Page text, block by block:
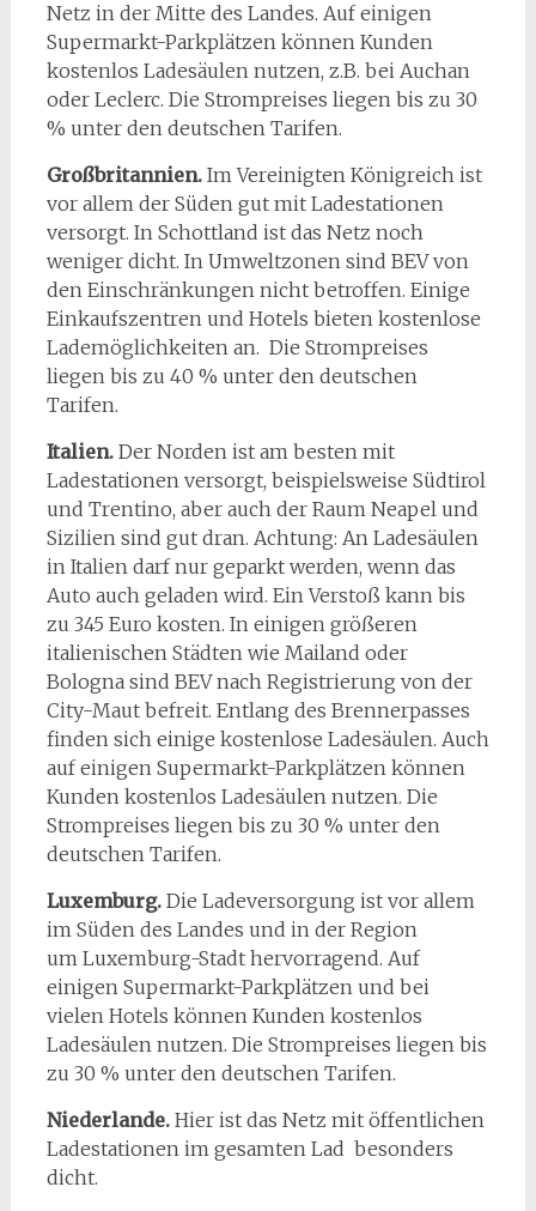
Netz in der Mitte des Landes. Auf einigen
Supermarkt-Parkplätzen können Kunden
kostenlos Ladesäulen nutzen, z.B. bei Auchan
oder Leclerc. Die Strompreises liegen bis zu 30
% unter den deutschen Tarifen.
Großbritannien.Im Vereinigten Königreich ist
vor allem der Süden gut mit Ladestationen
versorgt. In Schottland ist das Netz noch
weniger dicht. In Umweltzonen sind BEV von
den Einschränkungen nicht betroffen. Einige
Einkaufszentren und Hotels bieten kostenlose
Lademöglichkeiten an. Die Strompreises
liegen bis zu 40 % unter den deutschen
Tarifen.
Italien.Der Norden ist am besten mit
Ladestationen versorgt, beispielsweise Südtirol
und Trentino, aber auch der Raum Neapel und
Sizilien sind gut dran. Achtung: An Ladesäulen
in Italien darf nur geparkt werden, wenn das
Auto auch geladen wird. Ein Verstoß kann bis
zu 345 Euro kosten. In einigen größeren
italienischen Städten wie Mailand oder
Bologna sind BEV nach Registrierung von der
City-Maut befreit. Entlang des Brennerpasses
finden sich einige kostenlose Ladesäulen. Auch
auf einigen Supermarkt-Parkplätzen können
Kunden kostenlos Ladesäulen nutzen. Die
Strompreises liegen bis zu 30 % unter den
deutschen Tarifen.
Luxemburg.Die Ladeversorgung ist vor allem
im Süden des Landes und in der Region
um Luxemburg-Stadt hervorragend. Auf
einigen Supermarkt-Parkplätzen und bei
vielen Hotels können Kunden kostenlos
Ladesäulen nutzen. Die Strompreises liegen bis
zu 30 % unter den deutschen Tarifen.
Niederlande.Hier ist das Netz mit öffentlichen
Ladestationen im gesamten Lad besonders
dicht.